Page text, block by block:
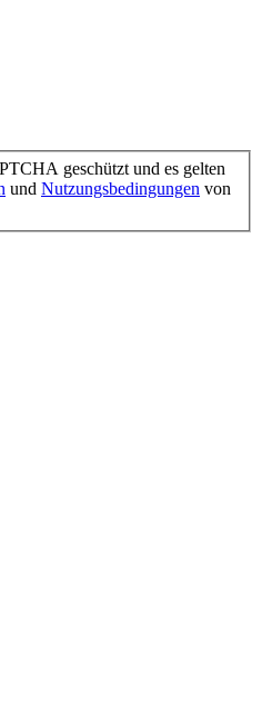
geschützt und es gelten
und Nutzungsbedingungen von